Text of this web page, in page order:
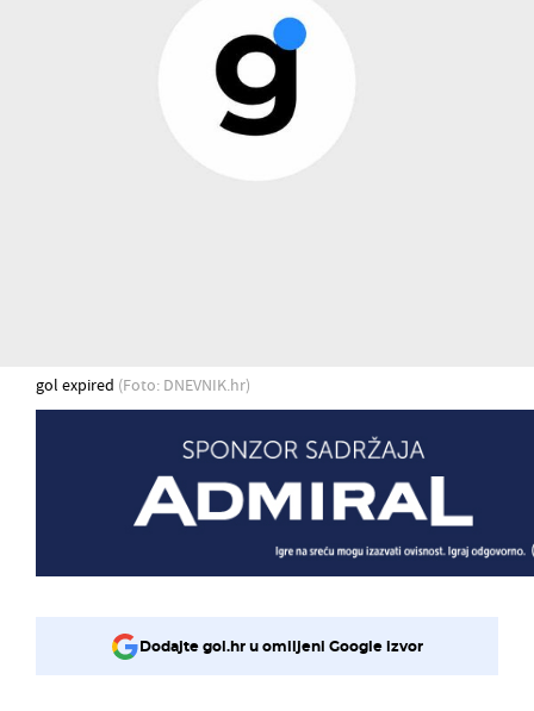
gol expired (Foto: DNEVNIK.hr)
Dodajte gol.hr u omiljeni Google izvor